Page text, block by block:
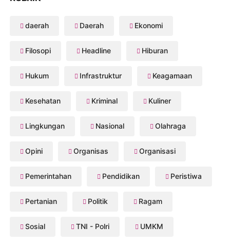
daerah Daerah Ekonomi
Filosopi Headline Hiburan
Hukum Infrastruktur Keagamaan
Kesehatan Kriminal Kuliner
Lingkungan Nasional Olahraga
Opini Organisas Organisasi
Pemerintahan Pendidikan Peristiwa
Pertanian Politik Ragam
Sosial TNI - Polri UMKM